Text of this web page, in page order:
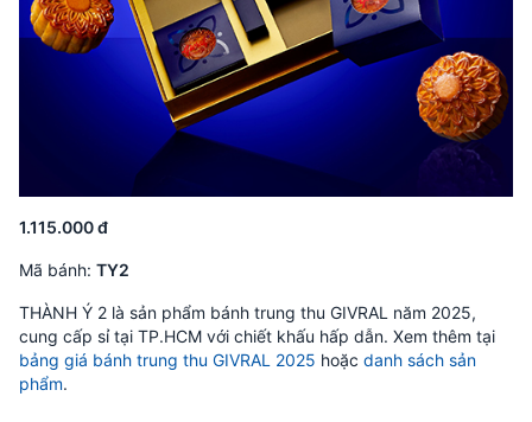
1.115.000 đ
Mã bánh: TY2
THÀNH Ý 2 là sản phẩm bánh trung thu GIVRAL năm 2025,
cung cấp sỉ tại TP.HCM với chiết khấu hấp dẫn. Xem thêm tại
bảng giá bánh trung thu GIVRAL 2025 hoặc danh sách sản
phẩm.